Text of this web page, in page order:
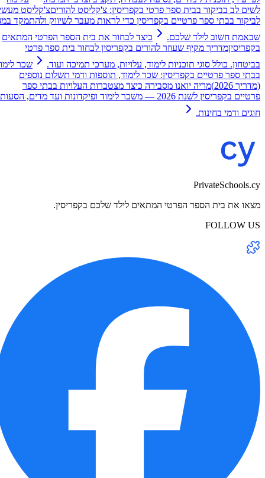
לשים לב בביקור בבית ספר פרטי בקפריסין: צ'קליסט להוריםצ'קליסט מעשי
לביקור בבתי ספר פרטיים בקפריסין כדי לראות מעבר לשיווק ולהתמקד במה
שבאמת חשוב לילד שלכם.
כיצד לבחור את בית הספר הפרטי המתאים
בקפריסיןמדריך מקיף שעוזר להורים בקפריסין לבחור בית ספר פרטי
בביטחון. כולל סוגי תוכניות לימוד, עלויות, מערכי תמיכה ועוד.
שכר לימוד
בבתי ספר פרטיים בקפריסין: שכר לימוד, תוספות ודמי תשלום נוספים
(מדריך 2026)
מריה יואנו מסבירה כיצד מצטברות העלויות בבתי ספר
פרטיים בקפריסין לשנת 2026 — משכר לימוד ופיקדונות ועד מדים, הסעות,
חוגים ודמי בחינות.
PrivateSchools.cy
מצאו את בית הספר הפרטי המתאים לילד שלכם בקפריסין.
FOLLOW US